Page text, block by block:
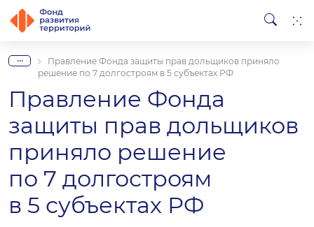
...
Правление Фонда защиты прав дольщиков приняло
решение по 7 долгостроям в 5 субъектах РФ
Правление Фонда
защиты прав дольщиков
приняло решение
по 7 долгостроям
в 5 субъектах РФ